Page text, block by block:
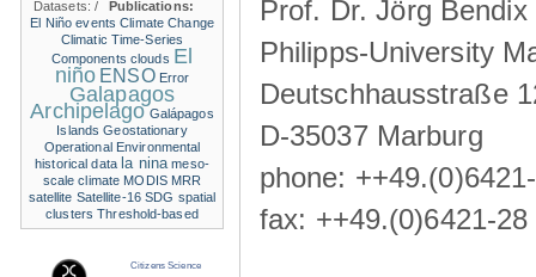
Prof. Dr. Jörg Bendix
Philipps-University
Deutschhausstraße
D-35037 Marburg
phone:
fax: ++49.(0)6421-28
Datasets:/
Publications:
El Niño events Climate Change
Climatic Time-Series
Components clouds El
niño ENSO Error
Galapagos
Archipelago Galápagos
Islands Geostationary
Operational Environmental
historical data la nina meso-
scale climate MODIS MRR
satellite Satellite-16 SDG spatial
clusters Threshold-based
Citizens Science